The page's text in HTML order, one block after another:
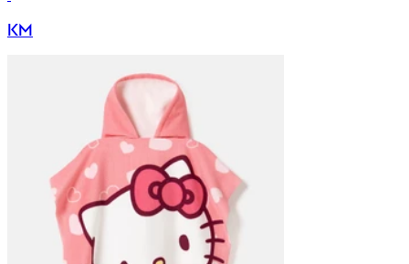
KM